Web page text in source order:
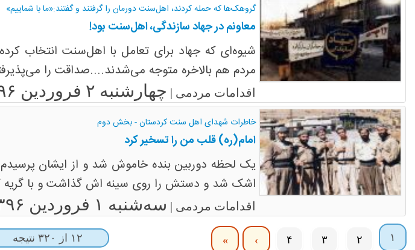
گروهک‌ها که حمله کردند، اهل‌سنت دورمان را گرفتند و گفتند:«ما با شماییم»
معاونم در جهاد سازندگی، اهل‌سنت بود!
شیوه­‌ای که جهاد برای تعامل با اهل­‌سنت انتخاب
مردم هم بالاخره متوجه می­‌شدند....صداقت را
اقدامات مردمی | چهارشنبه ۲ فروردین ۱۳۹۶
خاطرات شهدای اهل سنت کردستان - بخش دوم
امام(ره) قلب من را تسخیر کرد
یک لحظه دوربین بنده خاموش شد و از ایشان
اشک شد و دستش را روی سینه ­اش گذاشت و با گریه
اقدامات مردمی | سه‌شنبه ۱ فروردین ۱۳۹۶
۱ ۲ ۳ ۴ ›
» ۱۲ از ۳۲۰ نتیجه